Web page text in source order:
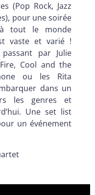
(Pop Rock, Jazz
pour une soirée
tout le monde
vaste et varié !
par Julie
Cool and the
ou les Rita
dans un
les genres et
Une set list
un événement